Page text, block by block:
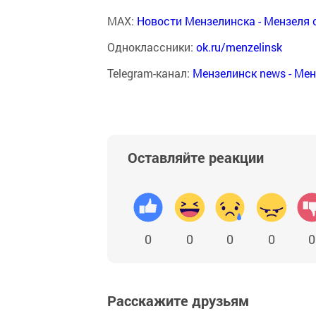
MAX: Новости Мензелинска - Мензеля
Одноклассники: ok.ru/menzelinsk
Telegram-канал: Мензелинск news -
Оставляйте реакции
0 0 0 0 0
Расскажите друзьям